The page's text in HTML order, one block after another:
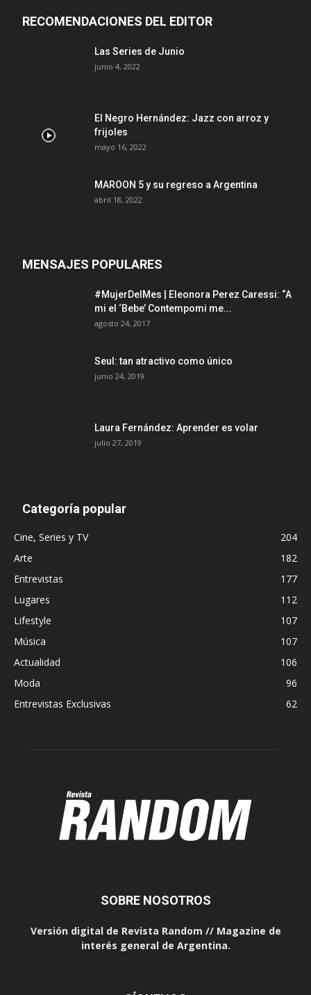
RECOMENDACIONES DEL EDITOR
Las Series de Junio
junio 4, 2022
El Negro Hernández: Jazz con arroz y
frijoles
mayo 16, 2022
MAROON 5 y su regreso a Argentina
abril 18, 2022
MENSAJES POPULARES
#MujerDelMes | Eleonora Perez Caressi: “A
mi el ‘Bebe’ Contempomi me...
agosto 24, 2017
Seul: tan atractivo como único
junio 24, 2019
Laura Fernández: Aprender es volar
julio 27, 2019
Categoría popular
Cine, Series y TV
204
Arte
182
Entrevistas
177
Lugares
112
Lifestyle
107
Música
107
Actualidad
106
Moda
96
Entrevistas Exclusivas
62
SOBRE NOSOTROS
Versión digital de Revista Random // Magazine de
interés general de Argentina.